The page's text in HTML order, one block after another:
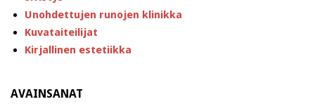
Unohdettujen runojen klinikka
Kuvataiteilijat
Kirjallinen estetiikka
AVAINSANAT